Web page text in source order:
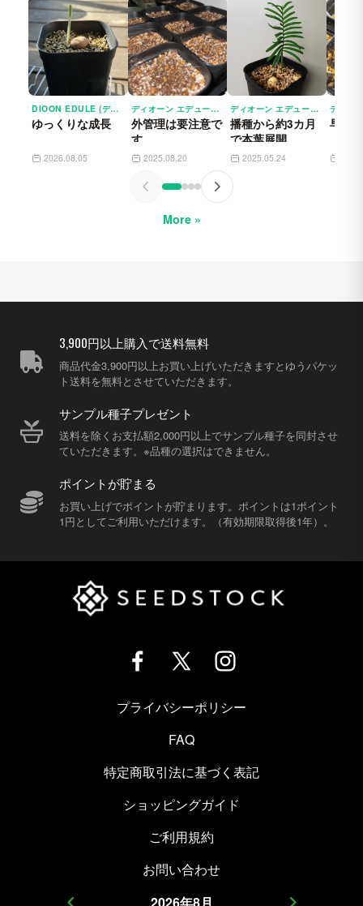
DIOON EDULE (ディオーン エデューレ)
ゆっくりな成長
2026.08.05
ディオーン エデューレ DIOON EDULE
外管理は要注意で
す
2025.08.20
ディオーン エデューレ DIOON EDULE
播種から約3カ月
で本葉展開
2025.05.24
早々
More »
3,900円以上購入で送料無料
商品代金3,900円以上お買い上げいただきますとゆうパケッ
ト送料を無料とさせていただきます。
サンプル種子プレゼント
送料を除くお支払額2,000円以上でサンプル種子を同封させ
ていただきます。※品種の選択はできません。
ポイントが貯まる
お買い上げでポイントが貯まります。ポイントは1ポイント
1円としてご利用いただけます。（有効期限取得後1年）。
プライバシーポリシー
FAQ
特定商取引法に基づく表記
ショッピングガイド
ご利用規約
お問い合わせ
2026年8月